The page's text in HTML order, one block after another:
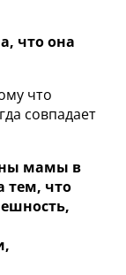
что она
что
совпадает
мамы в
тем, что